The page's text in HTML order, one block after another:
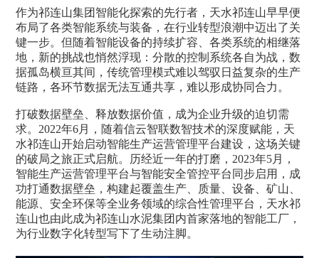
作为祁连山集团智能化探索的先行者，天水祁连山早早便
布局了各类智能系统与装备，在行业转型浪潮中迈出了关
键一步。但随着智能设备的持续扩容、各类系统的相继落
地，新的挑战也悄然浮现：分散的控制系统各自为战，数
据孤岛横亘其间，传统管理模式难以驾驭日益复杂的生产
链路，各环节数据无法互通共享，难以形成协同合力。
打破数据壁垒、释放数据价值，成为企业升级的迫切需
求。2022年6月，随着信云智联数智技术的深度赋能，天
水祁连山开始启动智能生产运营管理平台建设，这场关键
的破局之旅正式启航。历经近一年的打磨，2023年5月，
智能生产运营管理平台与智能安全管控平台同步启用，成
功打通数据壁垒，构建起覆盖生产、质量、设备、矿山、
能源、安全环保等全业务领域的综合性管理平台，天水祁
连山也由此成为祁连山水泥集团内首家落地的智能工厂，
为行业数字化转型写下了生动注脚。